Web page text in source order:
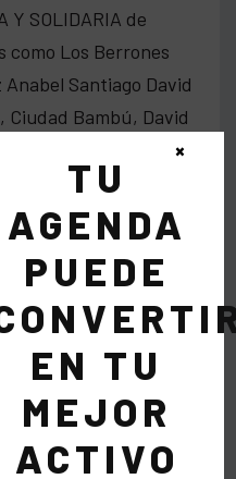
Y SOLIDARIA de
como Los Berrones
Santiago David
Ciudad Bambú, David
organiza
del Sella, El
y los Premios
TU
AGENDA
PUEDE
EN TU
MEJOR
ACTIVO
×